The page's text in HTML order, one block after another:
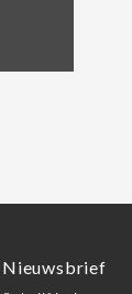
Nieuwsbrief